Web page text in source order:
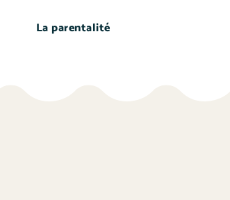
La parentalité